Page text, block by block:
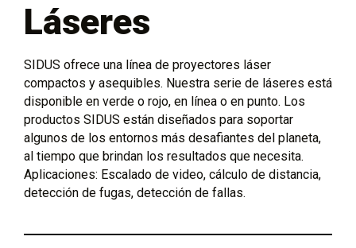
Láseres
SIDUS ofrece una línea de proyectores láser
compactos y asequibles. Nuestra serie de láseres está
disponible en verde o rojo, en línea o en punto. Los
productos SIDUS están diseñados para soportar
algunos de los entornos más desafiantes del planeta,
al tiempo que brindan los resultados que necesita.
Aplicaciones: Escalado de video, cálculo de distancia,
detección de fugas, detección de fallas.